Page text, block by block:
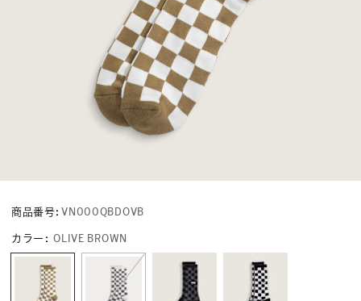
商品番号:VN000QBDOVB
カラー: OLIVE BROWN